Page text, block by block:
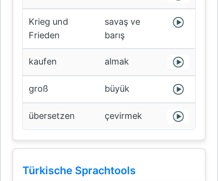
Krieg und
Frieden
savaş ve
barış
kaufen almak
groß büyük
übersetzen çevirmek
Türkische Sprachtools